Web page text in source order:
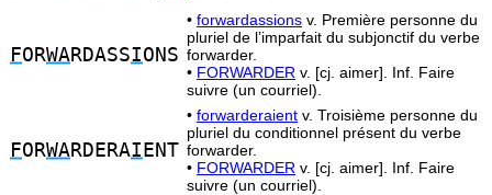
FORWARDASSIONS
• forwardassions v. Première personne du
pluriel de l’imparfait du subjonctif du verbe
forwarder.
• FORWARDER v. [cj. aimer]. Inf. Faire
suivre (un courriel).
FORWARDERAI ENT
• forwarderaient v. Troisième personne du
pluriel du conditionnel présent du verbe
forwarder.
• FORWARDER v. [cj. aimer]. Inf. Faire
suivre (un courriel).